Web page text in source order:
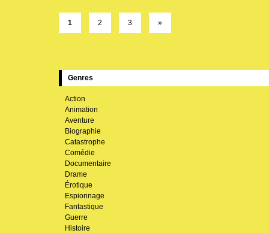
1 2 3 »
Genres
Action
Animation
Aventure
Biographie
Catastrophe
Comédie
Documentaire
Drame
Érotique
Espionnage
Fantastique
Guerre
Histoire